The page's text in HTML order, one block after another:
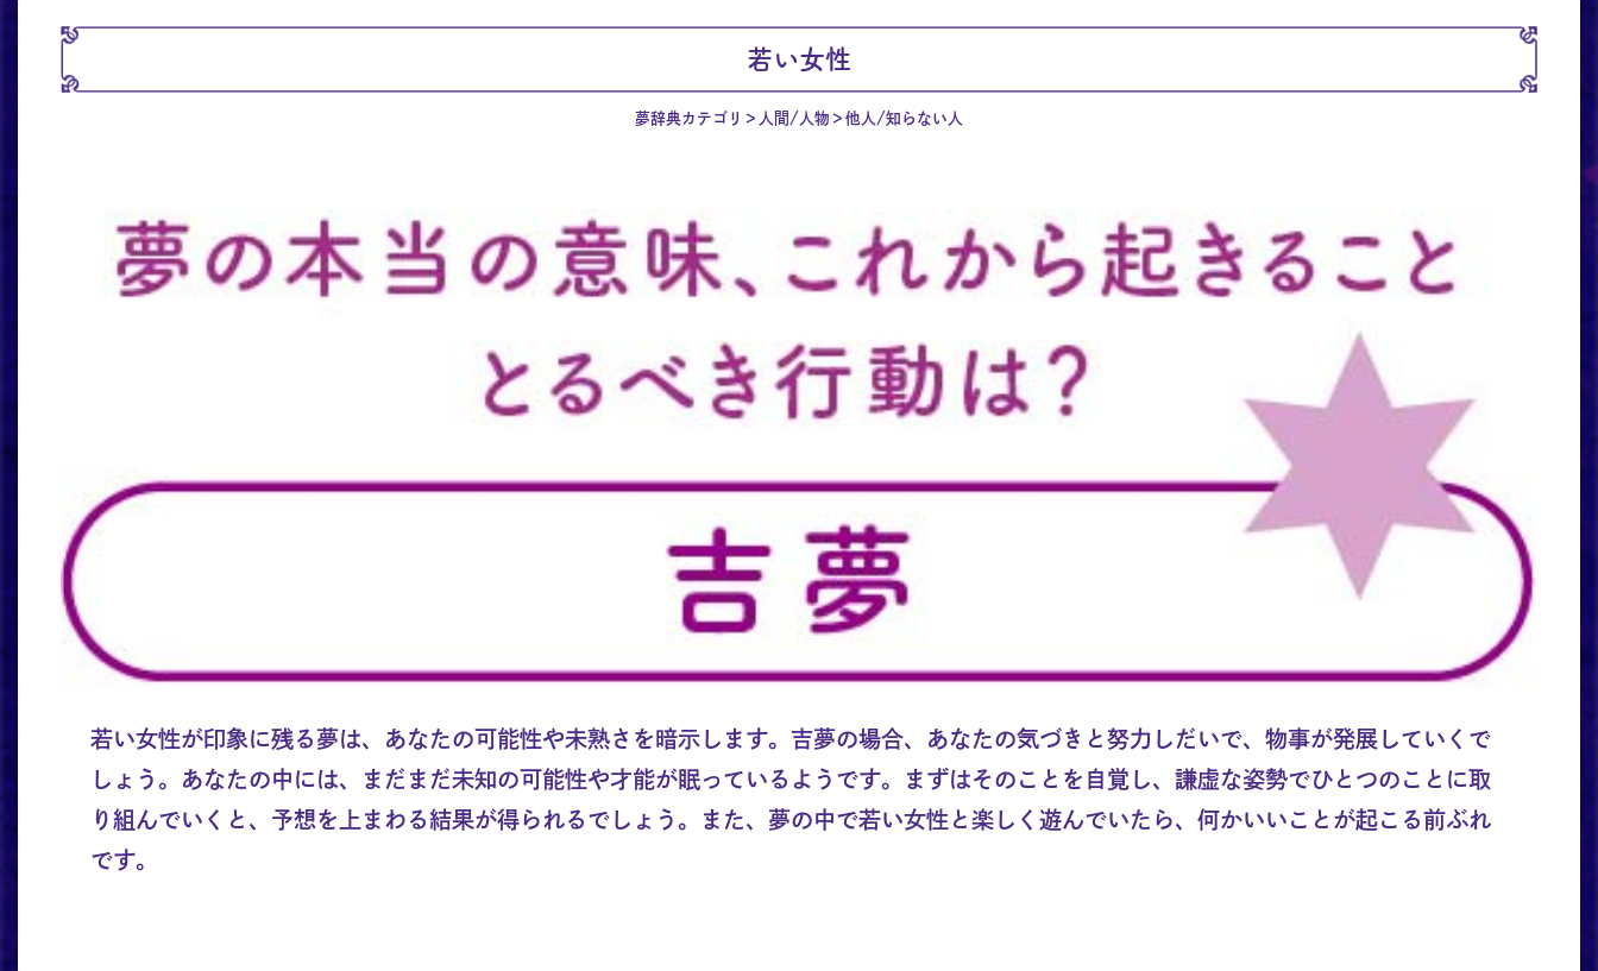
若い女性
夢辞典カテゴリ 人間/人物 他人/知らない人
若い女性が印象に残る夢は、あなたの可能性や未熟さを暗示します。吉夢の場合、あなたの気づきと努力しだいで、物事が発展していくで
しょう。あなたの中には、まだまだ未知の可能性や才能が眠っているようです。まずはそのことを自覚し、謙虚な姿勢でひとつのことに取
り組んでいくと、予想を上まわる結果が得られるでしょう。また、夢の中で若い女性と楽しく遊んでいたら、何かいいことが起こる前ぶれ
です。